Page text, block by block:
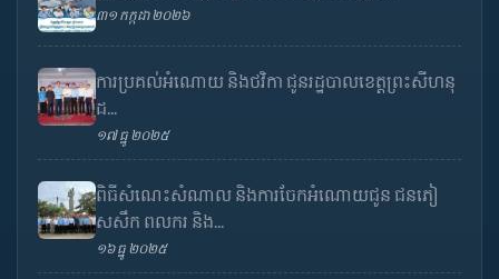
៣១ កក្កដា ២០២៦
ការប្រគល់អំណោយ និងថវិកា ជូនរដ្ឋបាលខេត្តព្រះសីហនុ
ដ...
១៧ ធ្នូ ២០២៥
ពិធីសំណេះសំណាល និងការចែកអំណោយជូន ជនភៀ
សសឹក ពលករ និង...
១៦ ធ្នូ ២០២៥